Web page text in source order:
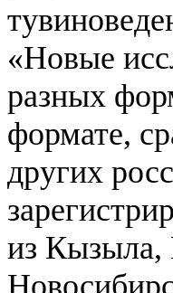
«Новые
разных
формате,
других
из Кызыла,